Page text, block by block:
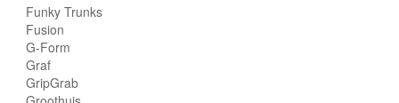
Funky Trunks
Fusion
G-Form
Graf
GripGrab